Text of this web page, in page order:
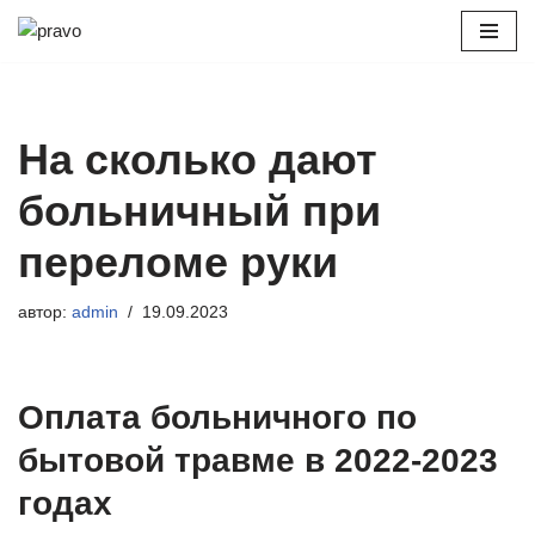
На сколько дают
больничный при
переломе руки
автор: admin 19.09.2023
Оплата больничного по
бытовой травме в 2022-2023
годах